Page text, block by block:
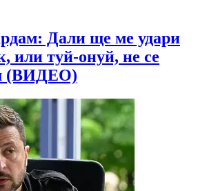
Дали ще ме удари
или туй-онуй, не се
(ВИДЕО)